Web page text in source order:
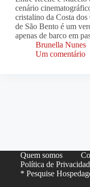
cenário
cristalino da Costa
de São Bento é um
apenas de barco em
Brunella Nunes
Um comentário
Quem somos
Política de
* Pesquise